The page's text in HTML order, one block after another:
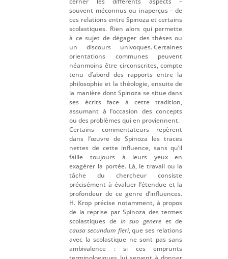
souvent méconnus ou inaperçus – de
ces relations entre Spinoza et certains
scolastiques. Rien alors qui permette
à ce sujet de dégager des thèses ou
un discours univoques. Certaines
orientations communes peuvent
néanmoins être circonscrites, compte
tenu d’abord des rapports entre la
philosophie et la théologie, ensuite de
la manière dont Spinoza se situe dans
ses écrits face à cette tradition,
assumant à l’occasion des concepts
ou des problèmes qui en proviennent.
Certains commentateurs repèrent
dans l’œuvre de Spinoza les traces
nettes de cette influence, sans qu’il
faille toujours à leurs yeux en
exagérer la portée. Là, le travail ou la
tâche du chercheur consiste
précisément à évaluer l’étendue et la
profondeur de ce genre d’influences.
H. Krop précise notamment, à propos
de la reprise par Spinoza des termes
scolastiques de in suo genere et de
causa secundum fieri, que ses relations
avec la scolastique ne sont pas sans
ambivalence : si ces emprunts